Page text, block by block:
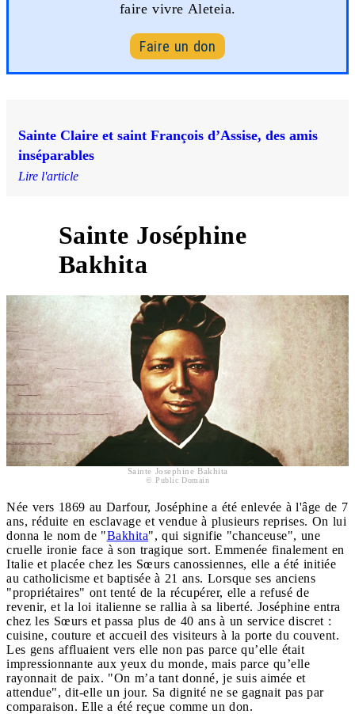
faire vivre Aleteia.
Faire un don
Sainte Claire et saint François d’Assise, des amis
inséparables
Lire l'article
Sainte Joséphine
Bakhita
Sainte Josephine Bakhita
© Public Domain
Née vers 1869 au Darfour, Joséphine a été enlevée à l'âge de 7
ans, réduite en esclavage et vendue à plusieurs reprises. On lui
donna le nom de "Bakhita", qui signifie "chanceuse", une
cruelle ironie face à son tragique sort. Emmenée finalement en
Italie et placée chez les Sœurs canossiennes, elle a été initiée
au catholicisme et baptisée à 21 ans. Lorsque ses anciens
"propriétaires" ont tenté de la récupérer, elle a refusé de
revenir, et la loi italienne se rallia à sa liberté. Joséphine entra
chez les Sœurs et passa plus de 40 ans à un service discret :
cuisine, couture et accueil des visiteurs à la porte du couvent.
Les gens affluaient vers elle non pas parce qu’elle était
impressionnante aux yeux du monde, mais parce qu’elle
rayonnait de paix. "On m’a tant donné, je suis aimée et
attendue", dit-elle un jour. Sa dignité ne se gagnait pas par
comparaison. Elle a été reçue comme un don.